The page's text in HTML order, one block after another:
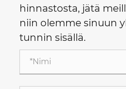
hinnastosta, jätä
niin olemme sinuun
tunnin sisällä.